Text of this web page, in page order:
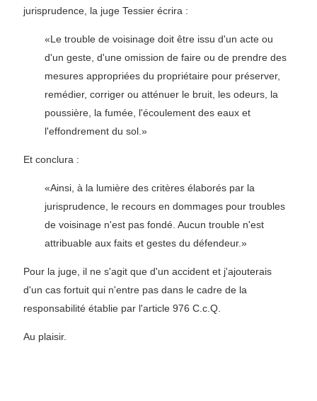
jurisprudence, la juge Tessier écrira :
«Le trouble de voisinage doit être issu d'un acte ou
d'un geste, d'une omission de faire ou de prendre des
mesures appropriées du propriétaire pour préserver,
remédier, corriger ou atténuer le bruit, les odeurs, la
poussière, la fumée, l'écoulement des eaux et
l'effondrement du sol.»
Et conclura :
«Ainsi, à la lumière des critères élaborés par la
jurisprudence, le recours en dommages pour troubles
de voisinage n'est pas fondé. Aucun trouble n'est
attribuable aux faits et gestes du défendeur.»
Pour la juge, il ne s'agit que d'un accident et j'ajouterais
d'un cas fortuit qui n'entre pas dans le cadre de la
responsabilité établie par l'article 976 C.c.Q.
Au plaisir.